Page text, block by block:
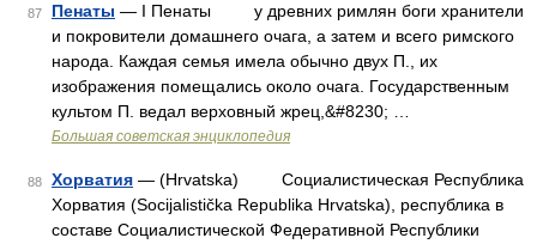
87 Пенаты — I Пенаты у древних римлян боги хранители
и покровители домашнего очага, а затем и всего римского
народа. Каждая семья имела обычно двух П., их
изображения помещались около очага. Государственным
культом П. ведал верховный жрец,&#8230; …
Большая советская энциклопедия
88 Хорватия — (Hrvatska) Социалистическая Республика
Хорватия (Socijalistička Republika Hrvatska), республика в
составе Социалистической Федеративной Республики